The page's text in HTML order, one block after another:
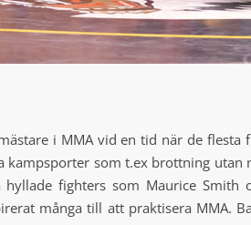
i MMA vid en tid när de flesta
kampsporter som t.ex brottning utan
hyllade fighters som Maurice
många till att praktisera MMA.